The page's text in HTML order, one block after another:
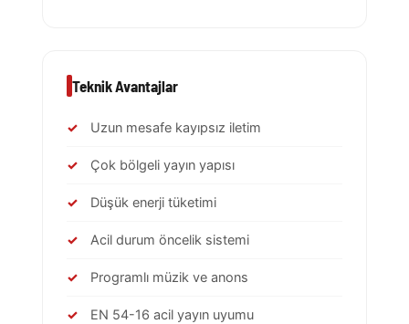
Teknik Avantajlar
Uzun mesafe kayıpsız iletim
Çok bölgeli yayın yapısı
Düşük enerji tüketimi
Acil durum öncelik sistemi
Programlı müzik ve anons
EN 54-16 acil yayın uyumu